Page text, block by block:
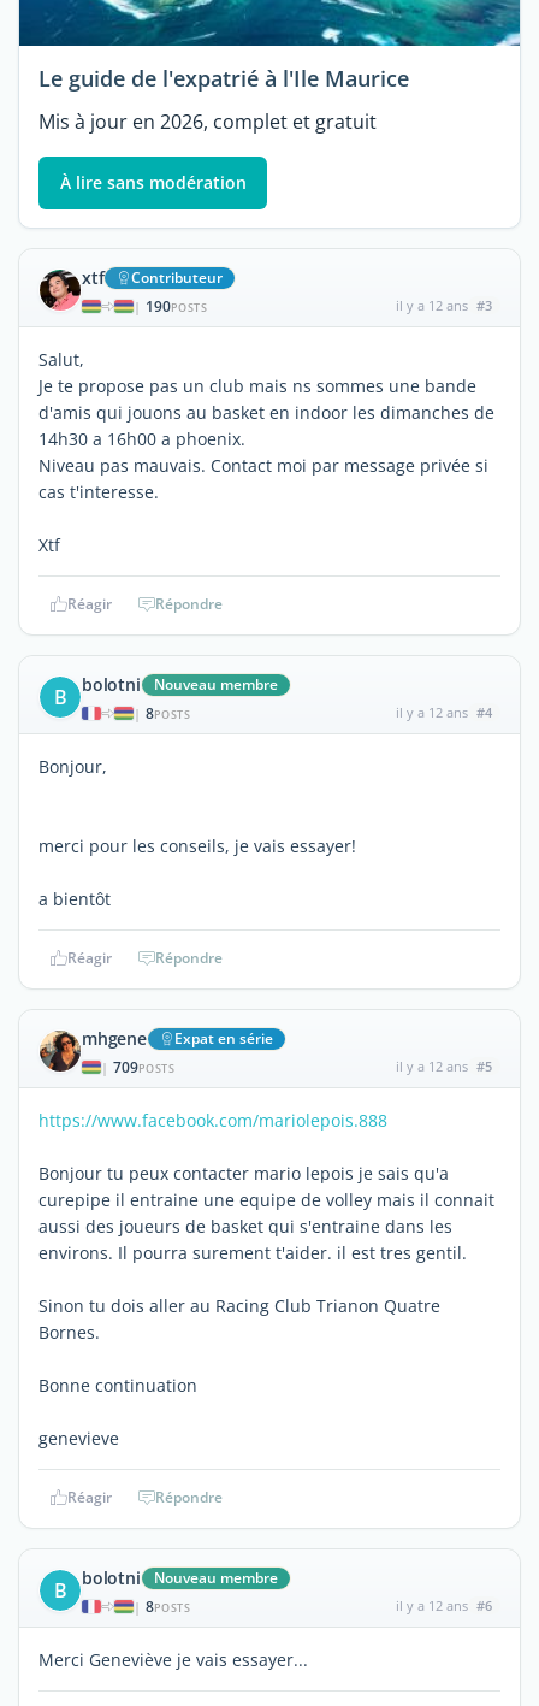
Le guide de l'expatrié à l'Ile Maurice
Mis à jour en 2026, complet et gratuit
À lire sans modération
xtf Contributeur
| 190POSTS il y a 12 ans #3
Salut,
Je te propose pas un club mais ns sommes une bande
d'amis qui jouons au basket en indoor les dimanches de
14h30 a 16h00 a phoenix.
Niveau pas mauvais. Contact moi par message privée si
cas t'interesse.
Xtf
Réagir Répondre
B bolotni Nouveau membre
| 8POSTS il y a 12 ans #4
Bonjour,
merci pour les conseils, je vais essayer!
a bientôt
Réagir Répondre
mhgene Expat en série
| 709POSTS il y a 12 ans #5
https://www.facebook.com/mariolepois.888
Bonjour tu peux contacter mario lepois je sais qu'a
curepipe il entraine une equipe de volley mais il connait
aussi des joueurs de basket qui s'entraine dans les
environs. Il pourra surement t'aider. il est tres gentil.
Sinon tu dois aller au Racing Club Trianon Quatre
Bornes.
Bonne continuation
genevieve
Réagir Répondre
B bolotni Nouveau membre
| 8POSTS il y a 12 ans #6
Merci Geneviève je vais essayer...